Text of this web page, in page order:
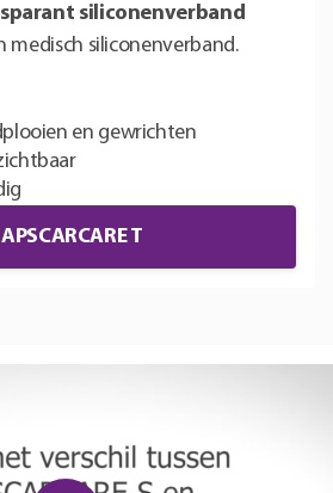
siliconenverband
medisch siliconenverband.
en gewrichten
T